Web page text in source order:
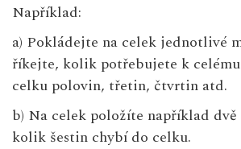
Například:
a) Pokládejte na celek jednotlivé
říkejte, kolik potřebujete k
celku polovin, třetin, čtvrtin atd.
b) Na celek položíte například
kolik šestin chybí do celku.